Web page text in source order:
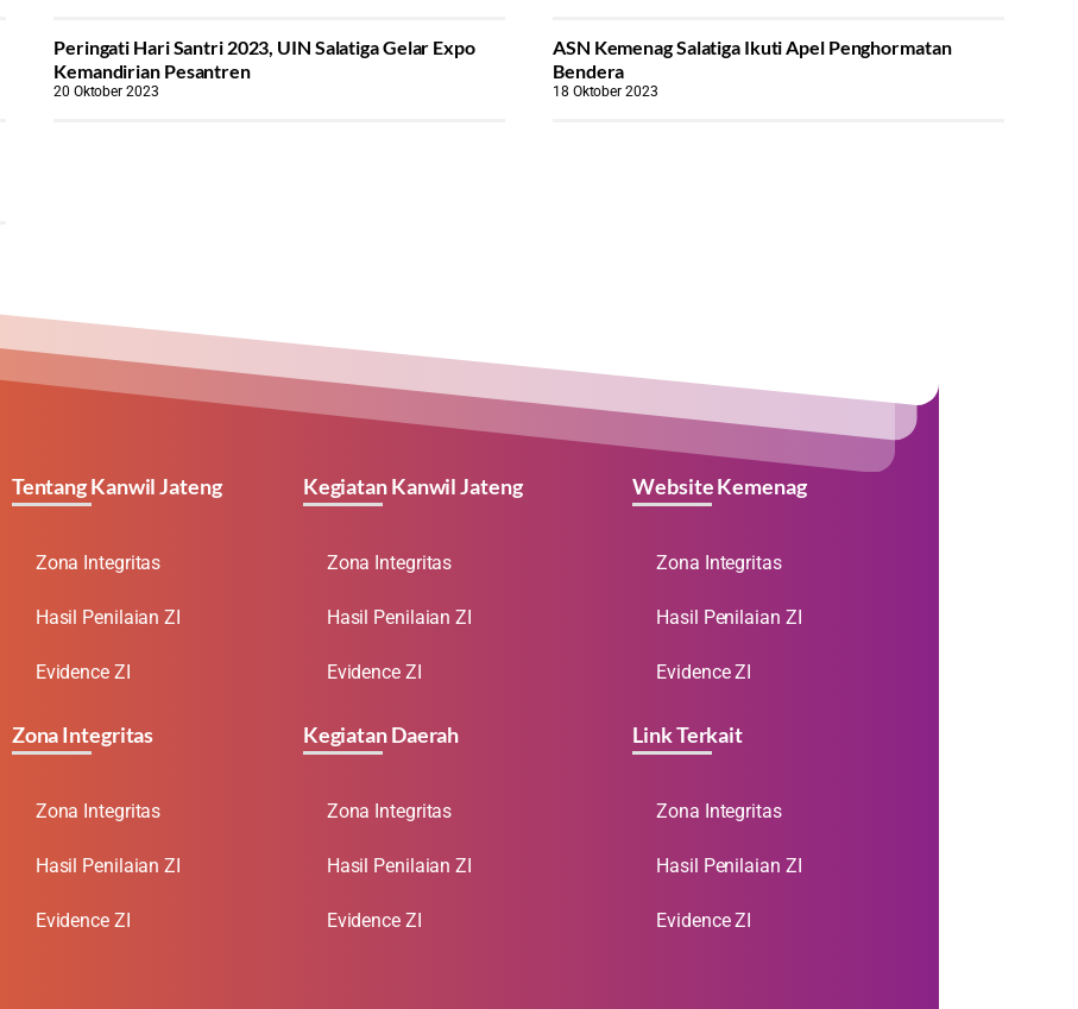
Peringati Hari Santri 2023, UIN Salatiga Gelar Expo
Kemandirian Pesantren
20 Oktober 2023
ASN Kemenag Salatiga Ikuti Apel Penghormatan
Bendera
18 Oktober 2023
Tentang Kanwil Jateng
Zona Integritas
Hasil Penilaian ZI
Evidence ZI
Zona Integritas
Zona Integritas
Hasil Penilaian ZI
Evidence ZI
Kegiatan Kanwil Jateng
Zona Integritas
Hasil Penilaian ZI
Evidence ZI
Kegiatan Daerah
Zona Integritas
Hasil Penilaian ZI
Evidence ZI
Website Kemenag
Zona Integritas
Hasil Penilaian ZI
Evidence ZI
Link Terkait
Zona Integritas
Hasil Penilaian ZI
Evidence ZI